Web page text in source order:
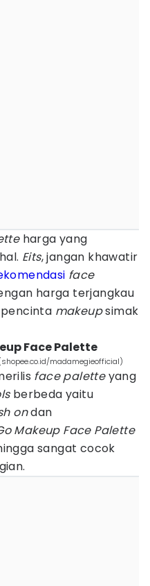
harga yang
Eits, jangan khawatir
face
harga terjangkau
pencinta makeupsimak
Face Palette
madamegieofficial)
face paletteyang
berbeda yaitu
ondan
Makeup Face Palette
sangat cocok